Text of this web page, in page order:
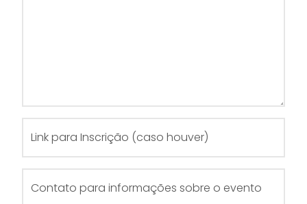
Link para Inscrição (caso houver)
Contato para informações sobre o evento